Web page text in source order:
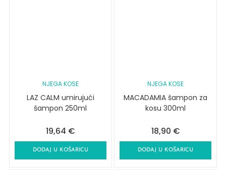
NJEGA KOSE
LAZ CALM umirujući
šampon 250ml
19,64 €
DODAJ U KOŠARICU
NJEGA KOSE
MACADAMIA šampon za
kosu 300ml
18,90 €
DODAJ U KOŠARICU